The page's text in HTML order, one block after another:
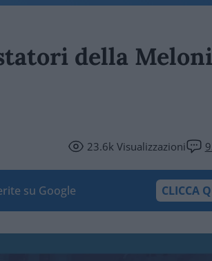
della
23.6kVisualizzazioni
su Google CLICCA